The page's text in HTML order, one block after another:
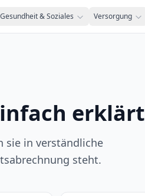
Gesundheit & Soziales Versorgung
erklärt
sie in verständliche
steht.